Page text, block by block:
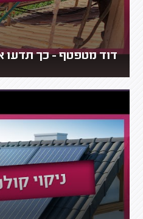
דוד מטפטף - כך תדעו